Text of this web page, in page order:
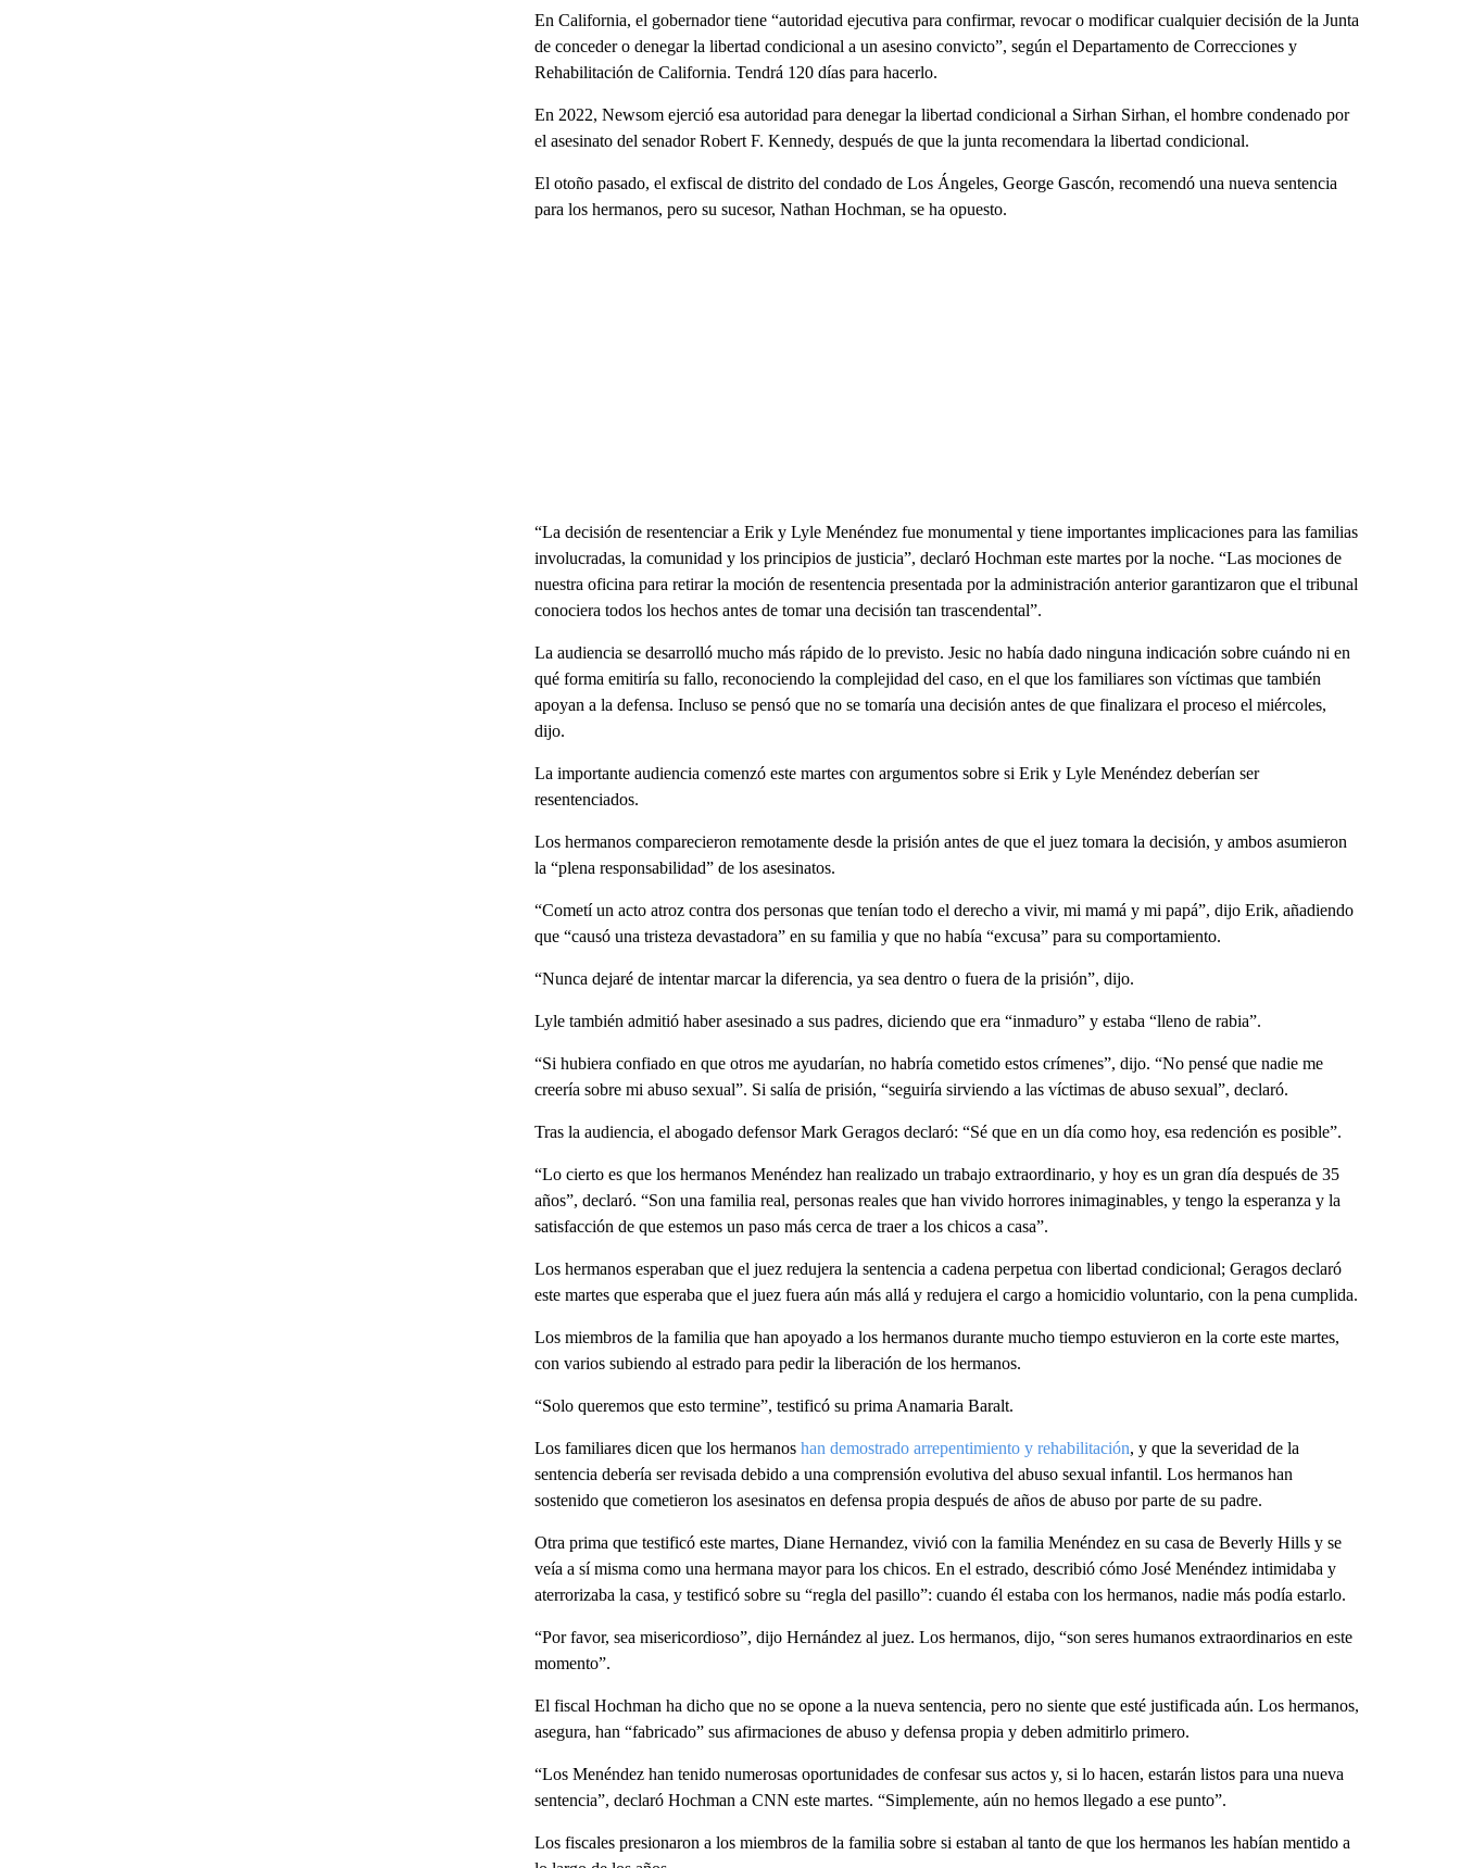
En California, el gobernador tiene “autoridad ejecutiva para confirmar, revocar o modificar cualquier decisión de la Junta
de conceder o denegar la libertad condicional a un asesino convicto”, según el Departamento de Correcciones y
Rehabilitación de California. Tendrá 120 días para hacerlo.
En 2022, Newsom ejerció esa autoridad para denegar la libertad condicional a Sirhan Sirhan, el hombre condenado por
el asesinato del senador Robert F. Kennedy, después de que la junta recomendara la libertad condicional.
El otoño pasado, el exfiscal de distrito del condado de Los Ángeles, George Gascón, recomendó una nueva sentencia
para los hermanos, pero su sucesor, Nathan Hochman, se ha opuesto.
“La decisión de resentenciar a Erik y Lyle Menéndez fue monumental y tiene importantes implicaciones para las familias
involucradas, la comunidad y los principios de justicia”, declaró Hochman este martes por la noche. “Las mociones de
nuestra oficina para retirar la moción de resentencia presentada por la administración anterior garantizaron que el tribunal
conociera todos los hechos antes de tomar una decisión tan trascendental”.
La audiencia se desarrolló mucho más rápido de lo previsto. Jesic no había dado ninguna indicación sobre cuándo ni en
qué forma emitiría su fallo, reconociendo la complejidad del caso, en el que los familiares son víctimas que también
apoyan a la defensa. Incluso se pensó que no se tomaría una decisión antes de que finalizara el proceso el miércoles,
dijo.
La importante audiencia comenzó este martes con argumentos sobre si Erik y Lyle Menéndez deberían ser
resentenciados.
Los hermanos comparecieron remotamente desde la prisión antes de que el juez tomara la decisión, y ambos asumieron
la “plena responsabilidad” de los asesinatos.
“Cometí un acto atroz contra dos personas que tenían todo el derecho a vivir, mi mamá y mi papá”, dijo Erik, añadiendo
que “causó una tristeza devastadora” en su familia y que no había “excusa” para su comportamiento.
“Nunca dejaré de intentar marcar la diferencia, ya sea dentro o fuera de la prisión”, dijo.
Lyle también admitió haber asesinado a sus padres, diciendo que era “inmaduro” y estaba “lleno de rabia”.
“Si hubiera confiado en que otros me ayudarían, no habría cometido estos crímenes”, dijo. “No pensé que nadie me
creería sobre mi abuso sexual”. Si salía de prisión, “seguiría sirviendo a las víctimas de abuso sexual”, declaró.
Tras la audiencia, el abogado defensor Mark Geragos declaró: “Sé que en un día como hoy, esa redención es posible”.
“Lo cierto es que los hermanos Menéndez han realizado un trabajo extraordinario, y hoy es un gran día después de 35
años”, declaró. “Son una familia real, personas reales que han vivido horrores inimaginables, y tengo la esperanza y la
satisfacción de que estemos un paso más cerca de traer a los chicos a casa”.
Los hermanos esperaban que el juez redujera la sentencia a cadena perpetua con libertad condicional; Geragos declaró
este martes que esperaba que el juez fuera aún más allá y redujera el cargo a homicidio voluntario, con la pena cumplida.
Los miembros de la familia que han apoyado a los hermanos durante mucho tiempo estuvieron en la corte este martes,
con varios subiendo al estrado para pedir la liberación de los hermanos.
“Solo queremos que esto termine”, testificó su prima Anamaria Baralt.
Los familiares dicen que los hermanos han demostrado arrepentimiento y rehabilitación, y que la severidad de la
sentencia debería ser revisada debido a una comprensión evolutiva del abuso sexual infantil. Los hermanos han
sostenido que cometieron los asesinatos en defensa propia después de años de abuso por parte de su padre.
Otra prima que testificó este martes, Diane Hernandez, vivió con la familia Menéndez en su casa de Beverly Hills y se
veía a sí misma como una hermana mayor para los chicos. En el estrado, describió cómo José Menéndez intimidaba y
aterrorizaba la casa, y testificó sobre su “regla del pasillo”: cuando él estaba con los hermanos, nadie más podía estarlo.
“Por favor, sea misericordioso”, dijo Hernández al juez. Los hermanos, dijo, “son seres humanos extraordinarios en este
momento”.
El fiscal Hochman ha dicho que no se opone a la nueva sentencia, pero no siente que esté justificada aún. Los hermanos,
asegura, han “fabricado” sus afirmaciones de abuso y defensa propia y deben admitirlo primero.
“Los Menéndez han tenido numerosas oportunidades de confesar sus actos y, si lo hacen, estarán listos para una nueva
sentencia”, declaró Hochman a CNN este martes. “Simplemente, aún no hemos llegado a ese punto”.
Los fiscales presionaron a los miembros de la familia sobre si estaban al tanto de que los hermanos les habían mentido a